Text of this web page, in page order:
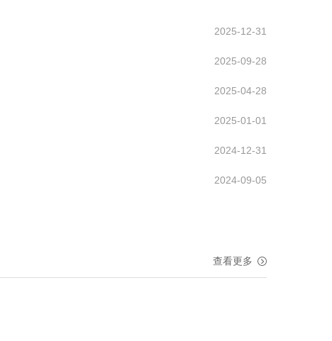
2025-12-31
2025-09-28
2025-04-28
2025-01-01
2024-12-31
2024-09-05
查看更多